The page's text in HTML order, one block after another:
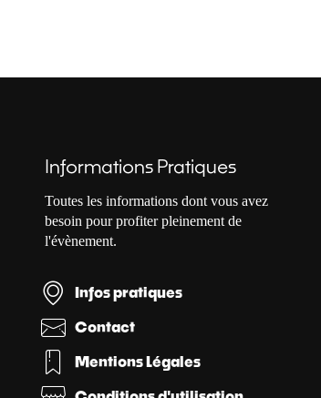
Informations Pratiques
Toutes les informations dont vous avez
besoin pour profiter pleinement de
l'évènement.
Infos pratiques
Contact
Mentions Légales